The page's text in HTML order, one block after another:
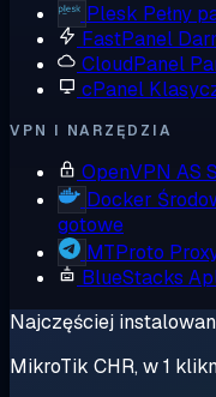
Plesk Pełny
FastPanel
CloudPanel
cPanel
VPN I NARZĘDZIA
OpenVPN AS
Docker
gotowe
MTProto
BlueStacks
Najczęściej
MikroTik CHR, w 1